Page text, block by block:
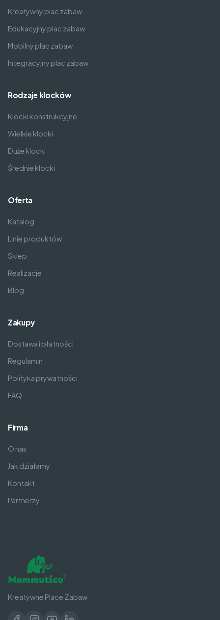
Kreatywny plac zabaw
Edukacyjny plac zabaw
Mobilny plac zabaw
Integracyjny plac zabaw
Rodzaje klocków
Klocki konstrukcyjne
Wielkie klocki
Duże klocki
Średnie klocki
Oferta
Katalog
Linie produktów
Sklep
Realizacje
Blog
Zakupy
Dostawa i płatności
Regulamin
Polityka prywatności
FAQ
Firma
O nas
Jak działamy
Kontakt
Partnerzy
Kreatywne Place Zabaw